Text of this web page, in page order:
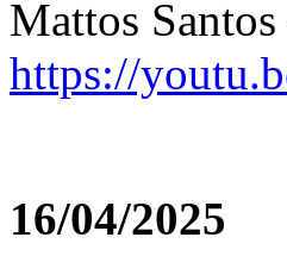
Mattos
https://
16/04/2025